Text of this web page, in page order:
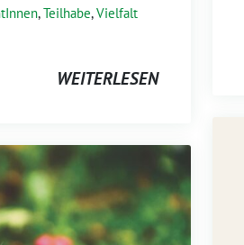
,Teilhabe,Vielfalt
WEITERLESEN